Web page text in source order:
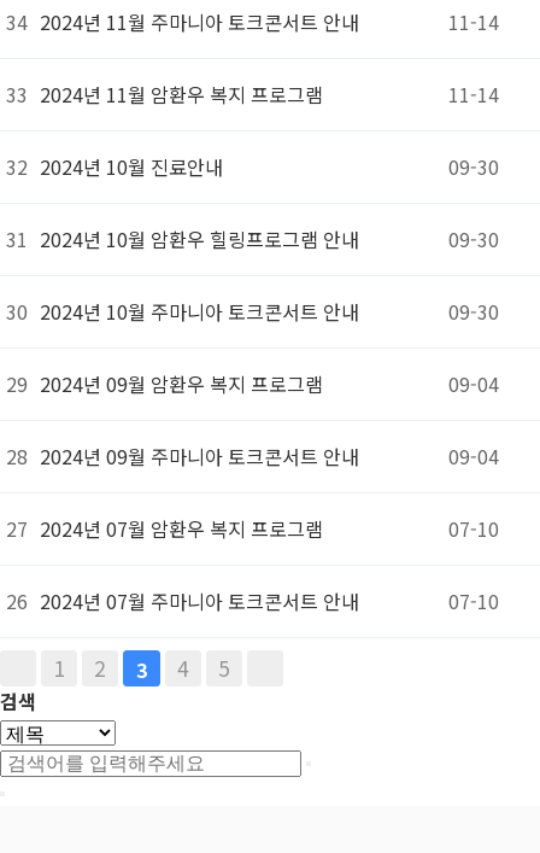
34 2024년 11월 주마니아 토크콘서트 안내 11-14
33 2024년 11월 암환우 복지 프로그램 11-14
32 2024년 10월 진료안내 09-30
31 2024년 10월 암환우 힐링프로그램 안내 09-30
30 2024년 10월 주마니아 토크콘서트 안내 09-30
29 2024년 09월 암환우 복지 프로그램 09-04
28 2024년 09월 주마니아 토크콘서트 안내 09-04
27 2024년 07월 암환우 복지 프로그램 07-10
26 2024년 07월 주마니아 토크콘서트 안내 07-10
1 2 3 4 5
검색